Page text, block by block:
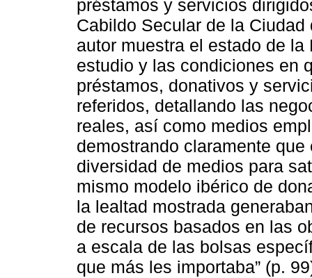
préstamos y servicios
Cabildo Secular de la
autor muestra el estado de
estudio y las condiciones en
préstamos, donativos y
referidos, detallando las
reales, así como medios
demostrando claramente
diversidad de medios para
mismo modelo ibérico de
la lealtad mostrada
de recursos basados en las
a escala de las bolsas
que más les importaba” (p.